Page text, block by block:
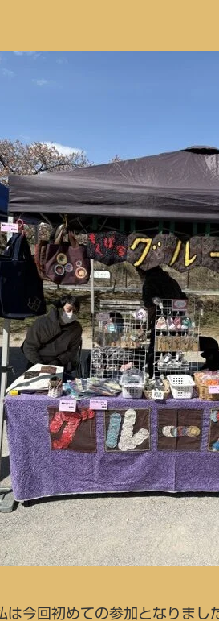
今回初めての参加となりまし